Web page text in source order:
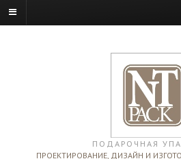
ПОДАРОЧНАЯ
ПРОЕКТИРОВАНИЕ, ДИЗАЙН И